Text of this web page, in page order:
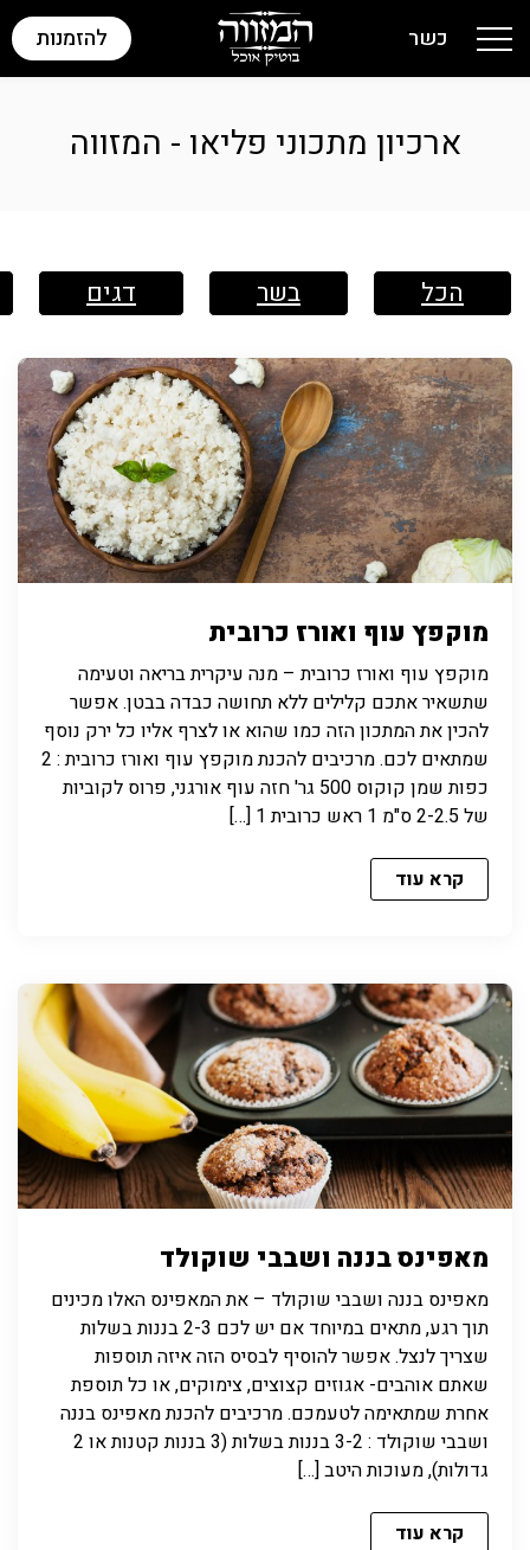
להזמנות
כשר
ארכיון מתכוני פליאו - המזווה
הכל בשר דגים
מוקפץ עוף ואורז כרובית
מוקפץ עוף ואורז כרובית – מנה עיקרית בריאה וטעימה
שתשאיר אתכם קלילים ללא תחושה כבדה בבטן. אפשר
להכין את המתכון הזה כמו שהוא או לצרף אליו כל ירק נוסף
שמתאים לכם. מרכיבים להכנת מוקפץ עוף ואורז כרובית : 2
כפות שמן קוקוס 500 גר' חזה עוף אורגני, פרוס לקוביות
של 2-2.5 ס"מ 1 ראש כרובית 1 […]
קרא עוד
מאפינס בננה ושבבי שוקולד
מאפינס בננה ושבבי שוקולד – את המאפינס האלו מכינים
תוך רגע, מתאים במיוחד אם יש לכם 2-3 בננות בשלות
שצריך לנצל. אפשר להוסיף לבסיס הזה איזה תוספות
שאתם אוהבים- אגוזים קצוצים, צימוקים, או כל תוספת
אחרת שמתאימה לטעמכם. מרכיבים להכנת מאפינס בננה
ושבבי שוקולד : 3-2 בננות בשלות (3 בננות קטנות או 2
גדולות), מעוכות היטב […]
קרא עוד